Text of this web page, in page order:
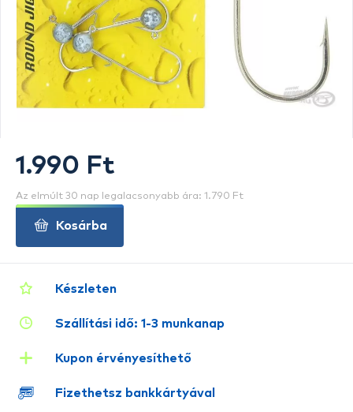
Készleten
Szállítási idő: 1-3 munkanap
Kupon érvényesíthető
Fizethetsz bankkártyával
1.990 Ft
Az elmúlt 30 nap legalacsonyabb ára: 1.790 Ft
Kosárba